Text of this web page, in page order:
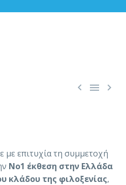
  
με επιτυχία τη συμμετοχή
Νο1 έκθεση στην Ελλάδα
κλάδου της φιλοξενίας,